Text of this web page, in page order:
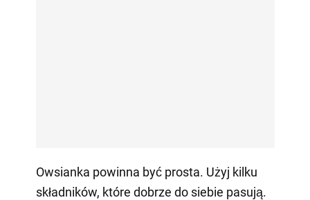
Owsianka powinna być prosta. Użyj kilku
składników, które dobrze do siebie pasują.